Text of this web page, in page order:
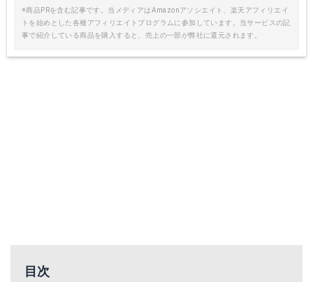
※商品PRを含む記事です。当メディアはAmazonアソシエイト、楽天アフィリエイ
トを始めとした各種アフィリエイトプログラムに参加しています。当サービスの記
事で紹介している商品を購入すると、売上の一部が弊社に還元されます。
目次
楽天で詳細を見る 楽天で詳細を見る